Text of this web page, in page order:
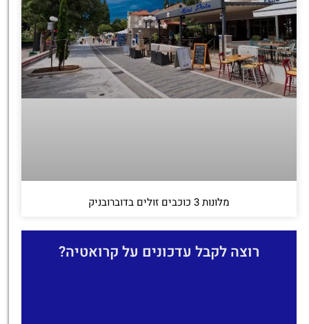
מלונות 3 כוכבים זולים בדוברובניק
רוצה לקבל עדכונים על קרואטיה?